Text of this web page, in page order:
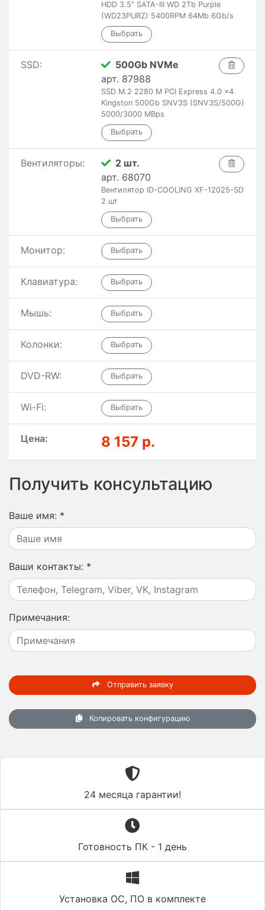
HDD 3.5" SATA-III WD 2Tb Purple
(WD23PURZ) 5400RPM 64Mb 6Gb/s
SSD:
500Gb NVMe
арт. 87988
SSD M.2 2280 M PCI Express 4.0 x4
Kingston 500Gb SNV3S (SNV3S/500G)
5000/3000 MBps
Вентиляторы:
2 шт.
арт. 68070
Вентилятор ID-COOLING XF-12025-SD
2 шт
Монитор:
Клавиатура:
Мышь:
Колонки:
DVD-RW:
Wi-Fi:
Цена: 8 157 р.
Получить консультацию
Ваше имя: *
Ваши контакты: *
Примечания:
Отправить заявку
Копировать конфигурацию
24 месяца гарантии!
Готовность ПК - 1 день
Установка ОС, ПО в комплекте